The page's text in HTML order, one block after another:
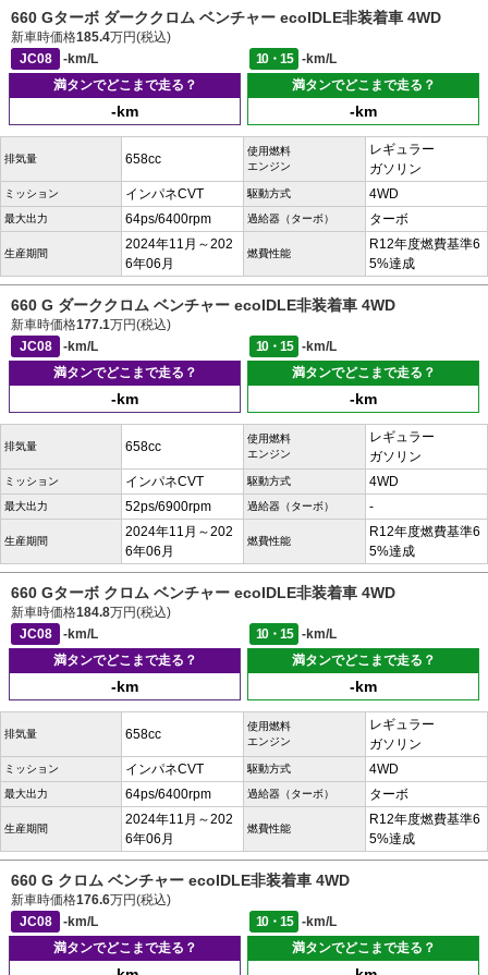
660 Gターボ ダーククロム ベンチャー ecoIDLE非装着車 4WD
新車時価格185.4万円(税込)
JC08
-km/L 10・15
-km/L
満タンでどこまで走る？
-km
満タンでどこまで走る？
-km
排気量 658cc
使用燃料
エンジン
レギュラー
ガソリン
ミッション インパネCVT 駆動方式 4WD
最大出力 64ps/6400rpm 過給器（ターボ） ターボ
生産期間
2024年11月～202
6年06月
燃費性能
R12年度燃費基準6
5%達成
660 G ダーククロム ベンチャー ecoIDLE非装着車 4WD
新車時価格177.1万円(税込)
JC08
-km/L 10・15
-km/L
満タンでどこまで走る？
-km
満タンでどこまで走る？
-km
排気量 658cc
使用燃料
エンジン
レギュラー
ガソリン
ミッション インパネCVT 駆動方式 4WD
最大出力 52ps/6900rpm 過給器（ターボ） -
生産期間
2024年11月～202
6年06月
燃費性能
R12年度燃費基準6
5%達成
660 Gターボ クロム ベンチャー ecoIDLE非装着車 4WD
新車時価格184.8万円(税込)
JC08
-km/L 10・15
-km/L
満タンでどこまで走る？
-km
満タンでどこまで走る？
-km
排気量 658cc
使用燃料
エンジン
レギュラー
ガソリン
ミッション インパネCVT 駆動方式 4WD
最大出力 64ps/6400rpm 過給器（ターボ） ターボ
生産期間
2024年11月～202
6年06月
燃費性能
R12年度燃費基準6
5%達成
660 G クロム ベンチャー ecoIDLE非装着車 4WD
新車時価格176.6万円(税込)
JC08
-km/L 10・15
-km/L
満タンでどこまで走る？
満タンでどこまで走る？